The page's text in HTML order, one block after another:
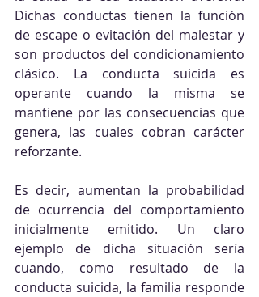
Dichas conductas tienen la función
de escape o evitación del malestar y
son productos del condicionamiento
clásico. La conducta suicida es
operante cuando la misma se
mantiene por las consecuencias que
genera, las cuales cobran carácter
reforzante.
Es decir, aumentan la probabilidad
de ocurrencia del comportamiento
inicialmente emitido. Un claro
ejemplo de dicha situación sería
cuando, como resultado de la
conducta suicida, la familia responde